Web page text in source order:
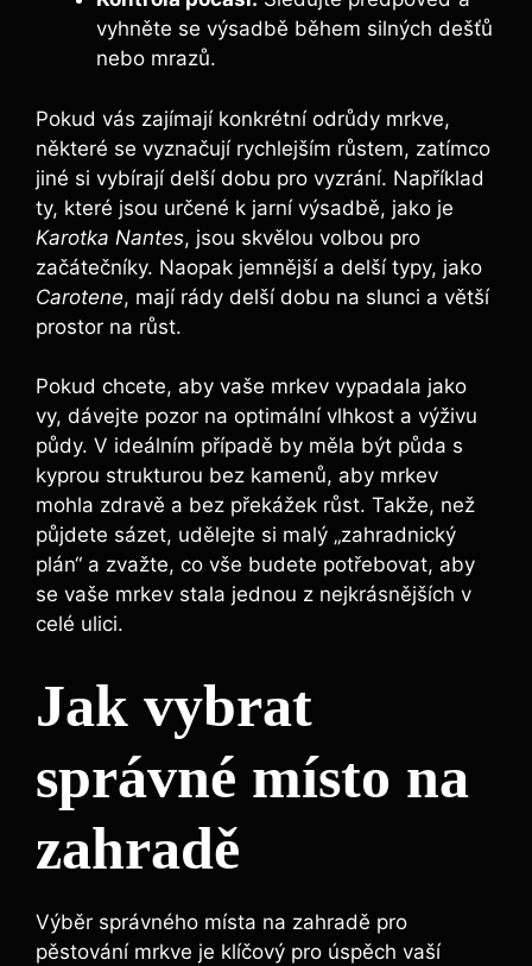
vyhněte se výsadbě během silných dešťů
nebo mrazů.
Pokud vás zajímají konkrétní odrůdy mrkve,
některé se vyznačují rychlejším růstem, zatímco
jiné si vybírají delší dobu pro vyzrání. Například
ty, které jsou určené k jarní výsadbě, jako je
Karotka Nantes, jsou skvělou volbou pro
začátečníky. Naopak jemnější a delší typy, jako
Carotene, mají rády delší dobu na slunci a větší
prostor na růst.
Pokud chcete, aby vaše mrkev vypadala jako
vy, dávejte pozor na optimální vlhkost a výživu
půdy. V ideálním případě by měla být půda s
kyprou strukturou bez kamenů, aby mrkev
mohla zdravě a bez překážek růst. Takže, než
půjdete sázet, udělejte si malý „zahradnický
plán“ a zvažte, co vše budete potřebovat, aby
se vaše mrkev stala jednou z nejkrásnějších v
celé ulici.
Jak vybrat
správné místo na
zahradě
Výběr správného místa na zahradě pro
pěstování mrkve je klíčový pro úspěch vaší